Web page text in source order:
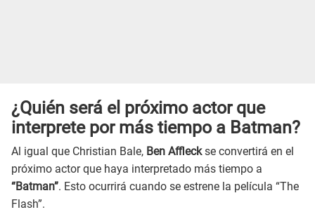
¿Quién será el próximo actor que
interprete por más tiempo a Batman?
Al igual que Christian Bale, Ben Affleckse convertirá en el
próximo actor que haya interpretado más tiempo a
“Batman”. Esto ocurrirá cuando se estrene la película “The
Flash”.